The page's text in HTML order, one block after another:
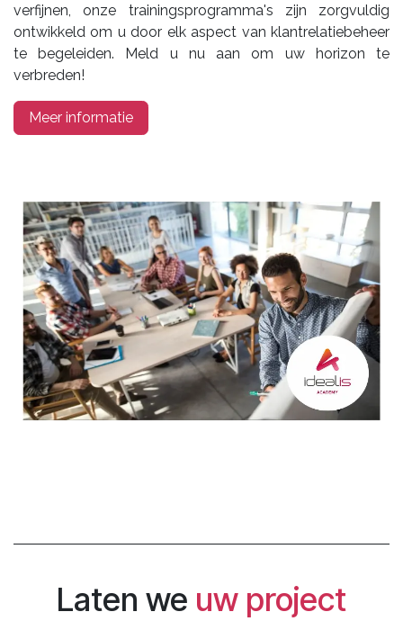
verfijnen, onze trainingsprogramma's zijn zorgvuldig
ontwikkeld om u door elk aspect van klantrelatiebeheer
te begeleiden. Meld u nu aan om uw horizon te
verbreden!
Meer informatie
Laten we uw project